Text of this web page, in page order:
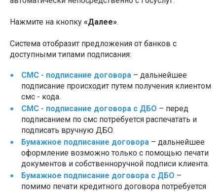
Нажмите на кнопку «Далее».
Система отобразит предложения от банков с
доступными типами подписания:
СМС - подписание договора– дальнейшее
подписание происходит путем получения клиентом
смс - кода.
СМС - подписание договора с ДБО – перед
подписанием по смс потребуется распечатать и
подписать вручную ДБО.
Бумажное подписание договора– дальнейшее
оформление возможно только с помощью печати
документов и собственноручной подписи клиента.
Бумажное подписание договора с ДБО –
помимо печати кредитного договора потребуется